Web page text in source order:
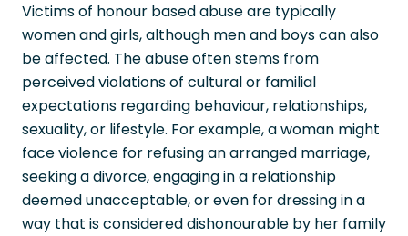
Victims of honour based abuse are typically
women and girls, although men and boys can also
be affected. The abuse often stems from
perceived violations of cultural or familial
expectations regarding behaviour, relationships,
sexuality, or lifestyle. For example, a woman might
face violence for refusing an arranged marriage,
seeking a divorce, engaging in a relationship
deemed unacceptable, or even for dressing in a
way that is considered dishonourable by her family